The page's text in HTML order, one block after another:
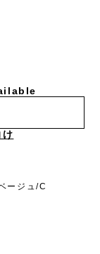
け
ージュ/C